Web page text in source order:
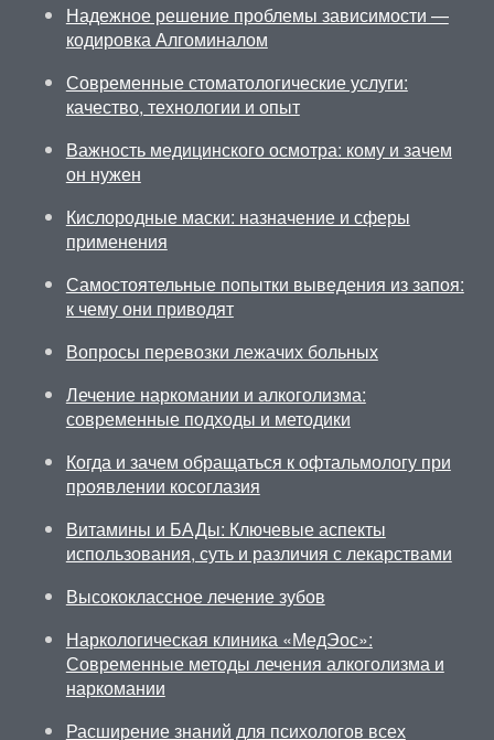
Надежное решение проблемы зависимости —
кодировка Алгоминалом
Современные стоматологические услуги:
качество, технологии и опыт
Важность медицинского осмотра: кому и зачем
он нужен
Кислородные маски: назначение и сферы
применения
Самостоятельные попытки выведения из запоя:
к чему они приводят
Вопросы перевозки лежачих больных
Лечение наркомании и алкоголизма:
современные подходы и методики
Когда и зачем обращаться к офтальмологу при
проявлении косоглазия
Витамины и БАДы: Ключевые аспекты
использования, суть и различия с лекарствами
Высококлассное лечение зубов
Наркологическая клиника «МедЭос»:
Современные методы лечения алкоголизма и
наркомании
Расширение знаний для психологов всех